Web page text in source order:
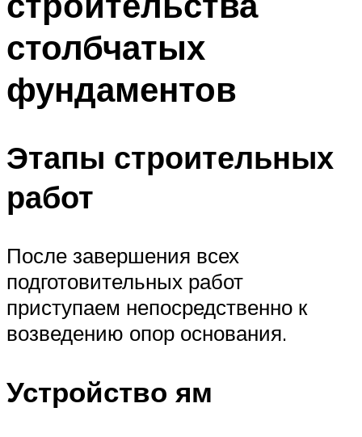
столбчатых
фундаментов
Этапы строительных
работ
После завершения всех
подготовительных работ
приступаем непосредственно к
возведению опор основания.
Устройство ям